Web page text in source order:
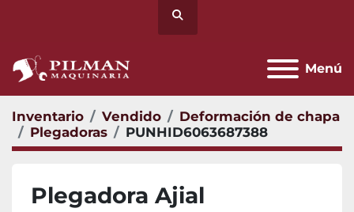
Buscar
Menú
Inventario Vendido
Deformación de chapa
Plegadoras
PUNHID6063687388
Plegadora Ajial